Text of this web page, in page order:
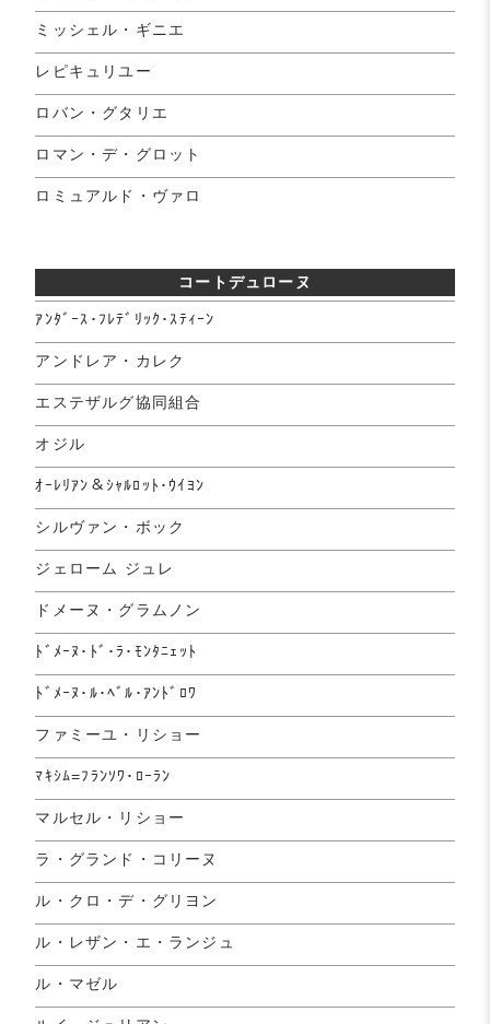
ミッシェル・ギニエ
レピキュリユー
ロバン・グタリエ
ロマン・デ・グロット
ロミュアルド・ヴァロ
コートデュローヌ
ｱﾝﾀﾞｰｽ･ﾌﾚﾃﾞﾘｯｸ･ｽﾃｨｰﾝ
アンドレア・カレク
エステザルグ協同組合
オジル
ｵｰﾚﾘｱﾝ＆ｼｬﾙﾛｯﾄ･ｳｲﾖﾝ
シルヴァン・ボック
ジェローム ジュレ
ドメーヌ・グラムノン
ﾄﾞﾒｰﾇ･ﾄﾞ･ﾗ･ﾓﾝﾀﾆｪｯﾄ
ﾄﾞﾒｰﾇ･ﾙ･ﾍﾞﾙ･ｱﾝﾄﾞﾛﾜ
ファミーユ・リショー
ﾏｷｼﾑ=ﾌﾗﾝｿﾜ･ﾛｰﾗﾝ
マルセル・リショー
ラ・グランド・コリーヌ
ル・クロ・デ・グリヨン
ル・レザン・エ・ランジュ
ル・マゼル